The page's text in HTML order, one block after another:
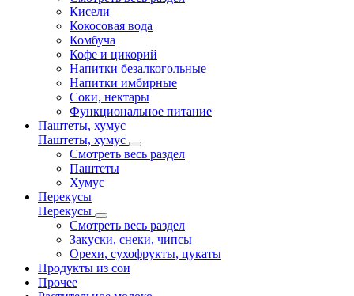
Кисели
Кокосовая вода
Комбуча
Кофе и цикорий
Напитки безалкогольные
Напитки имбирные
Соки, нектары
Функциональное питание
Паштеты, хумус
Паштеты, хумус
Смотреть весь раздел
Паштеты
Хумус
Перекусы
Перекусы
Смотреть весь раздел
Закуски, снеки, чипсы
Орехи, сухофрукты, цукаты
Продукты из сои
Прочее